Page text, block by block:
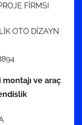
FİRMSI
OTO DİZAYN
ve araç